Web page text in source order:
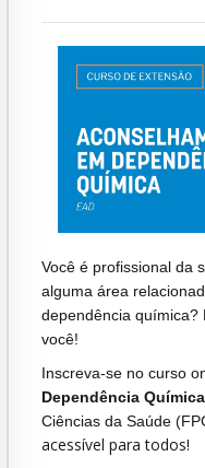
Você é profissional da
alguma área
dependência química?
você!
Inscreva-se no curso
Dependência Química
Ciências da Saúde
acessível para todos!